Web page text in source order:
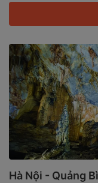
Hà Nội - Quảng